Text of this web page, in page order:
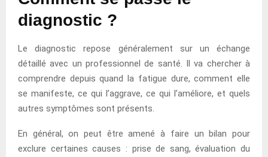
diagnostic ?
Le diagnostic repose généralement sur un échange
détaillé avec un professionnel de santé. Il va chercher à
comprendre depuis quand la fatigue dure, comment elle
se manifeste, ce qui l’aggrave, ce qui l’améliore, et quels
autres symptômes sont présents.
En général, on peut être amené à faire un bilan pour
exclure certaines causes : prise de sang, évaluation du